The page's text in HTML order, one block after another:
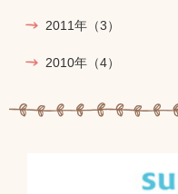
2011年 （3）
2010年 （4）